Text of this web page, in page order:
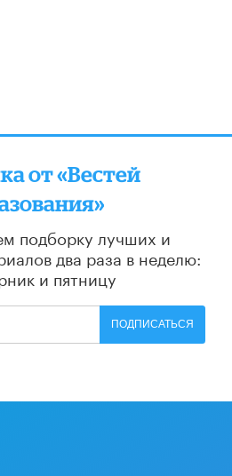
от «Вестей
подборку лучших и
два раза в неделю:
и пятницу
ПОДПИСАТЬСЯ